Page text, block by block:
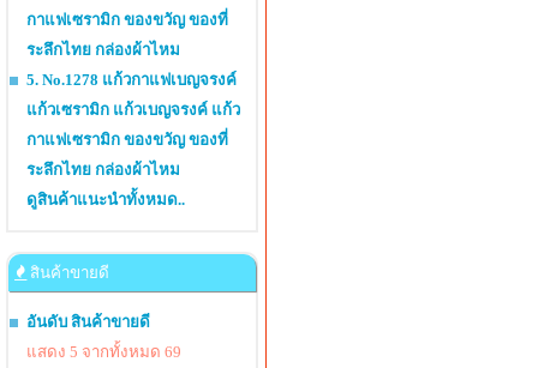
กาแฟเซรามิก ของขวัญ ของที่
ระลึกไทย กล่องผ้าไหม
5. No.1278 แก้วกาแฟเบญจรงค์
แก้วเซรามิก แก้วเบญจรงค์ แก้ว
กาแฟเซรามิก ของขวัญ ของที่
ระลึกไทย กล่องผ้าไหม
ดูสินค้าแนะนำทั้งหมด..
สินค้าขายดี
อันดับ สินค้าขายดี
แสดง 5 จากทั้งหมด 69